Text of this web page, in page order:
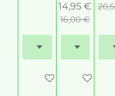
M'avertir si
14,95 €
16,00 €
Ajouter